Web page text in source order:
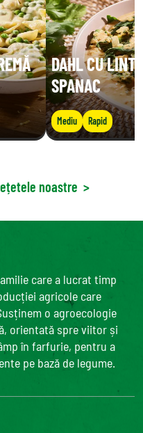
DAHL CU
SPANAC
Mediu Rapid
noastre >
care a lucrat timp
agricole care
o agroecologie
orientată spre viitor și
în farfurie, pentru a
pe bază de legume.